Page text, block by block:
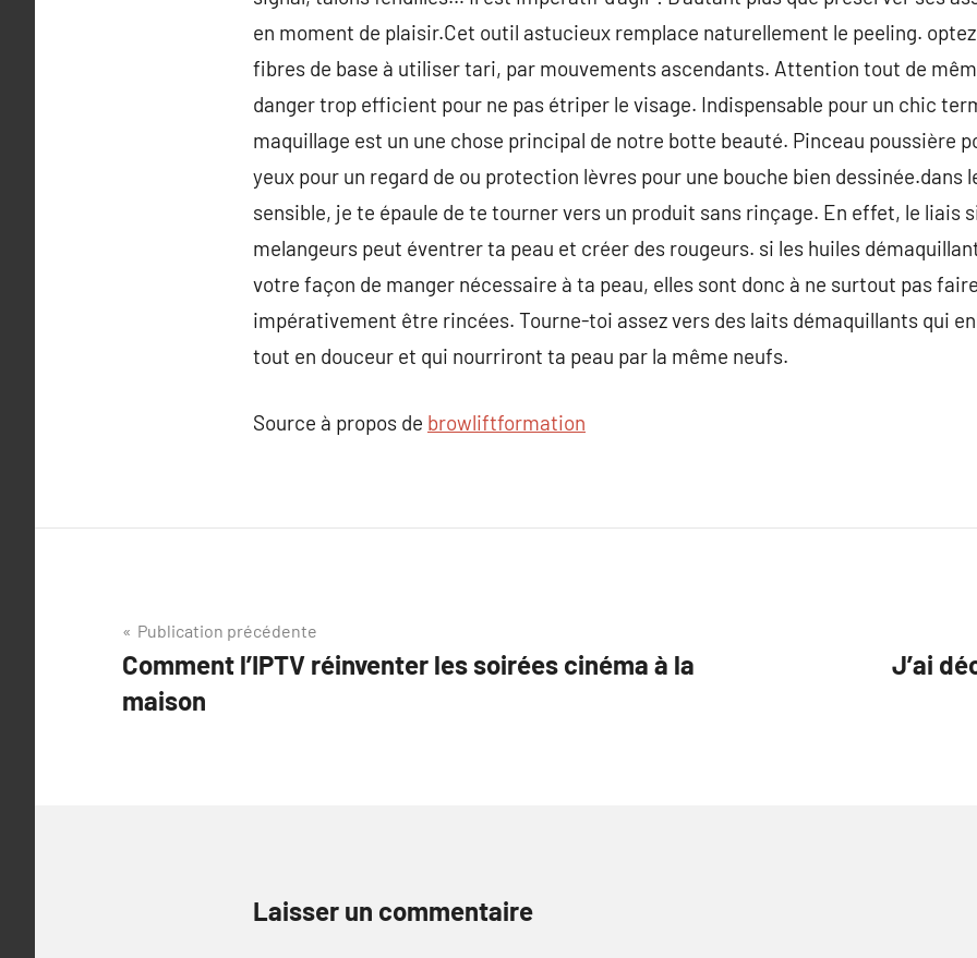
en moment de plaisir.Cet outil astucieux remplace naturellement le peeling.
fibres de base à utiliser tari, par mouvements ascendants. Attention tout de
danger trop efficient pour ne pas étriper le visage. Indispensable pour un chic
maquillage est un une chose principal de notre botte beauté. Pinceau poussière
yeux pour un regard de ou protection lèvres pour une bouche bien dessinée.dans
sensible, je te épaule de te tourner vers un produit sans rinçage. En effet, le liais
melangeurs peut éventrer ta peau et créer des rougeurs. si les huiles
votre façon de manger nécessaire à ta peau, elles sont donc à ne surtout pas
impérativement être rincées. Tourne-toi assez vers des laits démaquillants qui
tout en douceur et qui nourriront ta peau par la même neufs.
Source à propos de browliftformation
Navigation
de
l’article
Publication précédente
Comment l’IPTV réinventer les soirées cinéma à la
maison
J’ai
Laisser un commentaire